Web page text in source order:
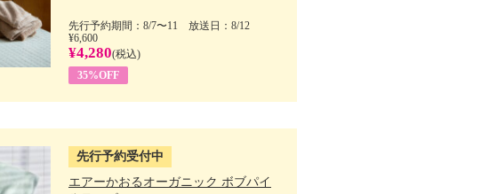
先行予約期間：8/7〜11 放送日：8/12
¥6,600
¥4,280(税込)
35%OFF
先行予約受付中
エアーかおるオーガニック ボブパイ